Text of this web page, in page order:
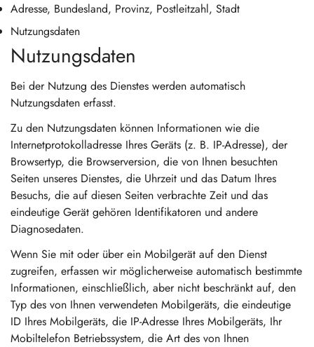
Adresse, Bundesland, Provinz, Postleitzahl, Stadt
Nutzungsdaten
Nutzungsdaten
Bei der Nutzung des Dienstes werden automatisch
Nutzungsdaten erfasst.
Zu den Nutzungsdaten können Informationen wie die
Internetprotokolladresse Ihres Geräts (z. B. IP-Adresse), der
Browsertyp, die Browserversion, die von Ihnen besuchten
Seiten unseres Dienstes, die Uhrzeit und das Datum Ihres
Besuchs, die auf diesen Seiten verbrachte Zeit und das
eindeutige Gerät gehören Identifikatoren und andere
Diagnosedaten.
Wenn Sie mit oder über ein Mobilgerät auf den Dienst
zugreifen, erfassen wir möglicherweise automatisch bestimmte
Informationen, einschließlich, aber nicht beschränkt auf, den
Typ des von Ihnen verwendeten Mobilgeräts, die eindeutige
ID Ihres Mobilgeräts, die IP-Adresse Ihres Mobilgeräts, Ihr
Mobiltelefon Betriebssystem, die Art des von Ihnen